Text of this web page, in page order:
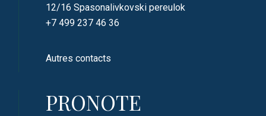
12/16 Spasonalivkovski pereulok
+7 499 237 46 36
Autres contacts
PRONOTE